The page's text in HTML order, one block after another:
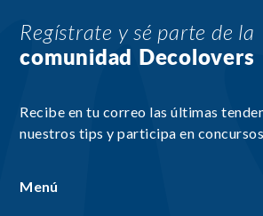
Regístrate y sé parte de la
comunidad Decolovers
Recibe en tu correo las últimas
nuestros tips y participa en
Menú